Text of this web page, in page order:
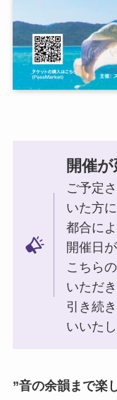
開催
ご予定
いた方
都合に
開催日
こちら
いただき
引き続
いいたし
”音の余韻まで楽